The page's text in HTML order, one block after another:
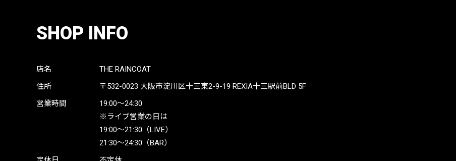
SHOP INFO
店名
THE RAINCOAT
住所
〒532-0023 大阪市淀川区十三東2-9-19 REXIA十三駅前BLD 5F
営業時間
19:00〜24:30
※ライブ営業の日は
19:00〜21:30（LIVE）
21:30〜24:30（BAR）